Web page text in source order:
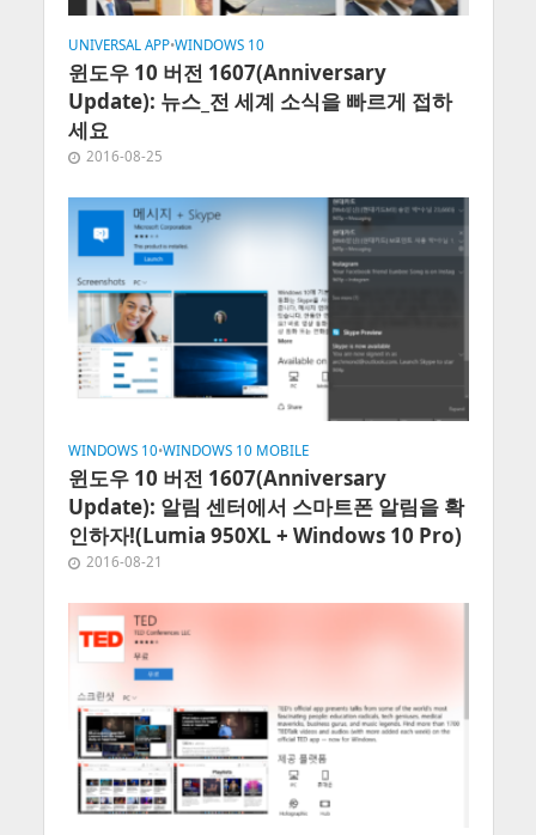
UNIVERSAL APP•WINDOWS 10
윈도우 10 버전 1607(Anniversary
Update): 뉴스_전 세계 소식을 빠르게 접하
세요
2016-08-25
WINDOWS 10•WINDOWS 10 MOBILE
윈도우 10 버전 1607(Anniversary
Update): 알림 센터에서 스마트폰 알림을 확
인하자!(Lumia 950XL + Windows 10 Pro)
2016-08-21